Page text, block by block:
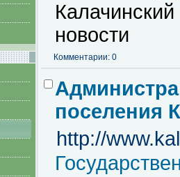
новости
Комментарии: 0
поселения
http://